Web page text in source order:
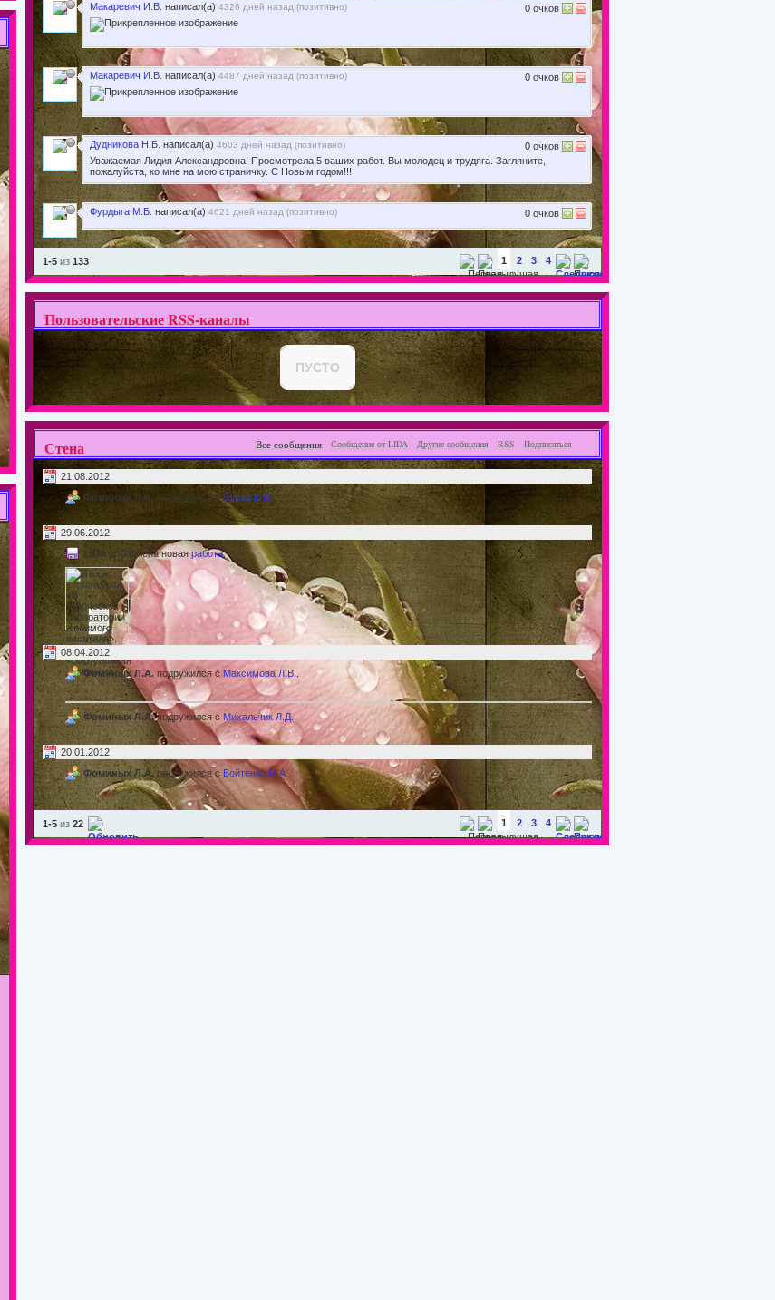
работе
Макаревич И.В. написал(а) 4326 дней назад (позитивно) 0 очков
Макаревич И.В. написал(а) 4487 дней назад (позитивно) 0 очков
Дудникова Н.Б. написал(а) 4603 дней назад (позитивно)
Уважаемая Лидия Александровна! Просмотрела 5 ваших работ. Вы молодец и трудяга. Загляните,
пожалуйста, ко мне на мою страничку. С Новым годом!!!
0 очков
Фурдыга М.Б. написал(а) 4621 дней назад (позитивно) 0 очков
1-5 из 133 1 2 3 4
Пользовательские RSS-каналы
ПУСТО
Стена Все сообщения Сообщение от LIDA Другие сообщения RSS Подписаться
21.08.2012
Фоминых Л.А. подружился сЗуева Е.М. .
29.06.2012
LIDA добавлена новая работа.
08.04.2012
Фоминых Л.А. подружился с Максимова Л.В.
Фоминых Л.А.подружился с Михальчик Л.Д..
20.01.2012
Фоминых Л.А.подружился с Войтенко М.А.
1-5 из 22 1 2 3 4